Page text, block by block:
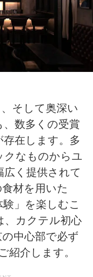
そして奥深い
数多くの受賞
在します。多
クなものからユ
く提供されて
材を用いた
」を楽しむこ
、カクテル初心
中心部で必ず
紹介します。